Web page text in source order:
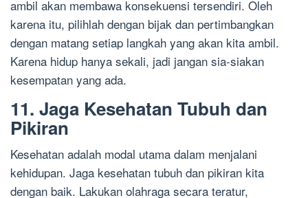
ambil akan membawa konsekuensi tersendiri. Oleh
karena itu, pilihlah dengan bijak dan pertimbangkan
dengan matang setiap langkah yang akan kita ambil.
Karena hidup hanya sekali, jadi jangan sia-siakan
kesempatan yang ada.
11. Jaga Kesehatan Tubuh dan
Pikiran
Kesehatan adalah modal utama dalam menjalani
kehidupan. Jaga kesehatan tubuh dan pikiran kita
dengan baik. Lakukan olahraga secara teratur,